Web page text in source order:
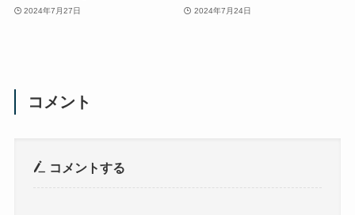
2024年7月27日 2024年7月24日
コメント
コメントする